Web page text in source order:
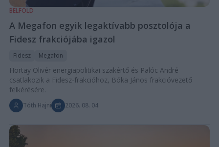
BELFÖLD
A Megafon egyik legaktívabb posztolója a
Fidesz frakciójába igazol
Fidesz Megafon
Hortay Olivér energiapolitikai szakértő és Palóc André
csatlakozik a Fidesz-frakcióhoz, Bóka János frakcióvezető
felkérésére.
Tóth Hajni 2026. 08. 04.